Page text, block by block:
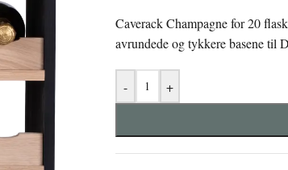
Caverack Champagne for 20
avrundede og tykkere basene til
- +